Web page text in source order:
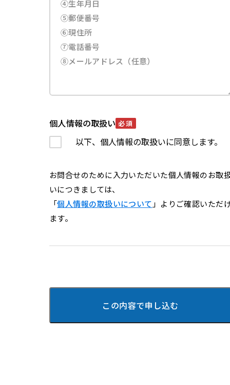
個人情報の取扱い 必須
以下、個人情報の取扱いに同意します。
お問合せのために入力いただいた個人情報のお取
いにつきましては、
「個人情報の取扱いについて 」よりご確認いただ
ます。